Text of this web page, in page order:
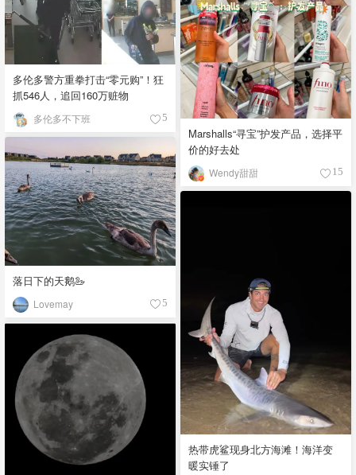
Marshalls“寻宝”护发产品，选择平
价的好去处
Wendy甜甜 15
多伦多警方重拳打击“零元购”！狂
抓546人，追回160万赃物
多伦多不下班 5
落日下的天鹅🦢
Lovemay 5
热带虎鲨现身北方海滩！海洋变
暖实锤了